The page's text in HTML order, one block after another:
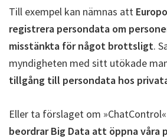
Till exempel kan nämnas att
registrera persondata om
misstänkta för något brottsligt.
myndigheten med sitt utökade
tillgång till persondata hos
Eller ta förslaget om
beordrar Big Data att öppna våra